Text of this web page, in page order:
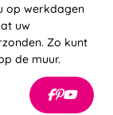
op werkdagen
uw
Zo kunt
de muur.